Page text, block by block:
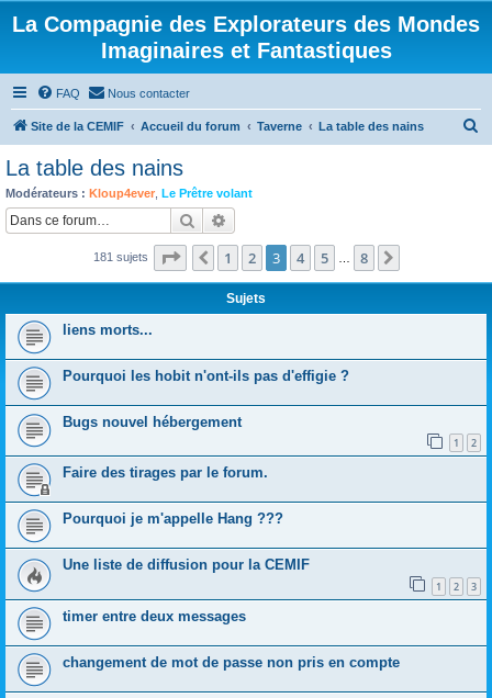
La Compagnie des Explorateurs des Mondes
Imaginaires et Fantastiques
FAQ Nous contacter
Site de la CEMIF Accueil du forum Taverne La table des nains
c
r
La table des nains
Modérateurs : Kloup4ever Le Prêtre volant
Rechercher
181 sujets Page sur8
Précédente
1 2 3 4 5 8
Sujets
liens morts...
Pourquoi les hobit n'ont-ils pas d'effigie ?
Bugs nouvel hébergement
1 2
Faire des tirages par le forum.
Pourquoi je m'appelle Hang ???
Une liste de diffusion pour la CEMIF
1 2 3
timer entre deux messages
changement de mot de passe non pris en compte